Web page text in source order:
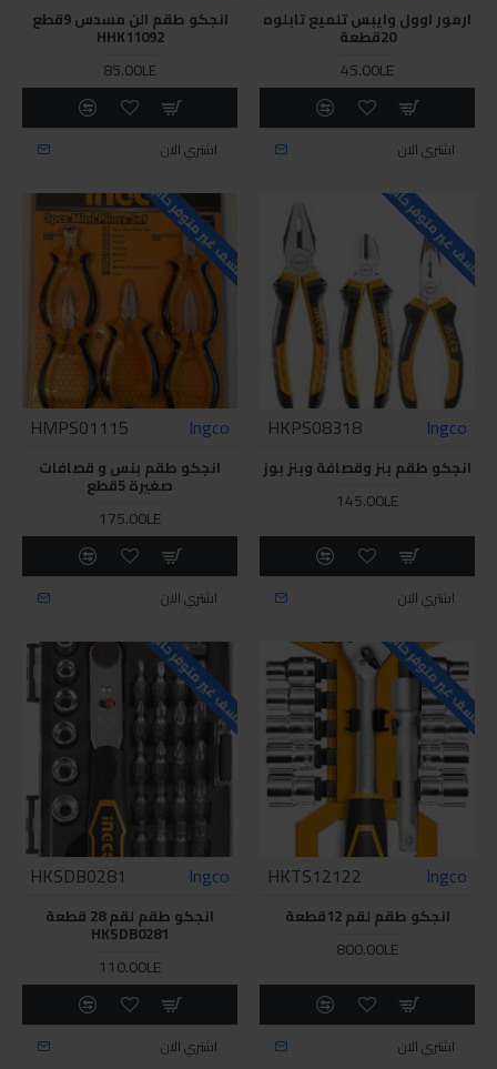
ارمور اوول وايبس تلميع تابلوه
20قطعة
45.00LE
اشتري الان
انجكو طقم الن مسدس 9قطع
HHK11092
85.00LE
اشتري الان
للاسف غير متوفر حاليا
Ingco
HKPS08318
انجكو طقم بنز وقصافة وبنز بوز
145.00LE
اشتري الان
للاسف غير متوفر حاليا
Ingco
HMPS01115
انجكو طقم بنس و قصافات
صغيرة 5قطع
175.00LE
اشتري الان
للاسف غير متوفر حاليا
Ingco
HKTS12122
انجكو طقم لقم 12قطعة
800.00LE
اشتري الان
للاسف غير متوفر حاليا
Ingco
HKSDB0281
انجكو طقم لقم 28 قطعة
HKSDB0281
110.00LE
اشتري الان